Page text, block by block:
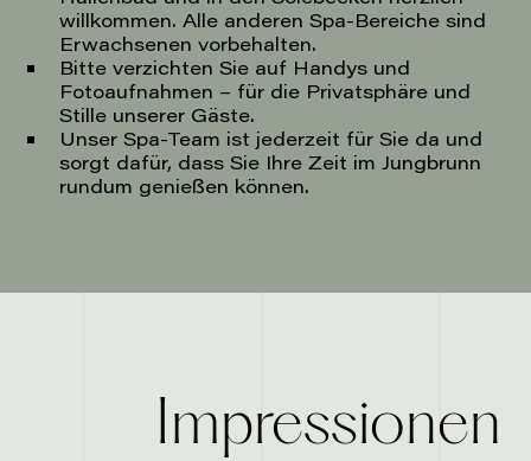
willkommen. Alle anderen Spa-Bereiche sind
Erwachsenen vorbehalten.
Bitte verzichten Sie auf Handys und
Fotoaufnahmen – für die Privatsphäre und
Stille unserer Gäste.
Unser Spa-Team ist jederzeit für Sie da und
sorgt dafür, dass Sie Ihre Zeit im Jungbrunn
rundum genießen können.
Impressionen